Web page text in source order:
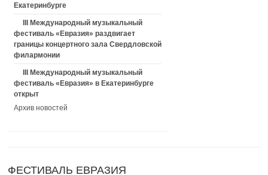
Екатеринбурге
III Международный музыкальный
фестиваль «Евразия» раздвигает
границы концертного зала Свердловской
филармонии
III Международный музыкальный
фестиваль «Евразия» в Екатеринбурге
открыт
Архив новостей
ФЕСТИВАЛЬ ЕВРАЗИЯ